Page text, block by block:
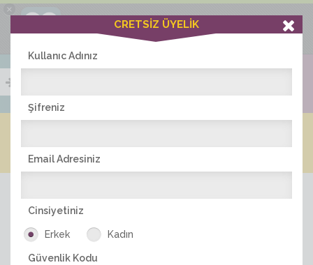
×
Ciddiask Uygulaması
+1 Hafta Gold Üyelik Kazan
Bedava - com.ciddi.ask
İNDİR
CRETSİZ ÜYELİK
Kullanıc Adınız
Şifreniz
Email Adresiniz
Cinsiyetiniz
Erkek Kadın
Güvenlik Kodu